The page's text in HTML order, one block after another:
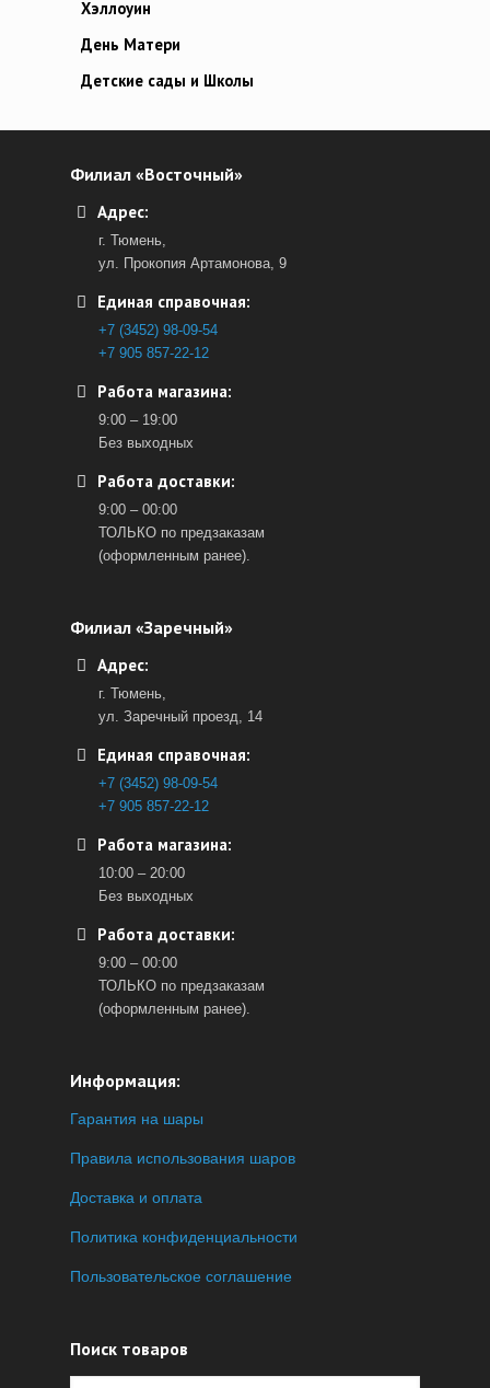
Хэллоуин
День Матери
Детские сады и Школы
Филиал «Восточный»
Адрес:
г. Тюмень,
ул. Прокопия Артамонова, 9
Единая справочная:
+7 (3452) 98-09-54
+7 905 857-22-12
Работа магазина:
9:00 – 19:00
Без выходных
Работа доставки:
9:00 – 00:00
ТОЛЬКО по предзаказам
(оформленным ранее).
Филиал «Заречный»
Адрес:
г. Тюмень,
ул. Заречный проезд, 14
Единая справочная:
+7 (3452) 98-09-54
+7 905 857-22-12
Работа магазина:
10:00 – 20:00
Без выходных
Работа доставки:
9:00 – 00:00
ТОЛЬКО по предзаказам
(оформленным ранее).
Информация:
Гарантия на шары
Правила использования шаров
Доставка и оплата
Политика конфиденциальности
Пользовательское соглашение
Поиск товаров